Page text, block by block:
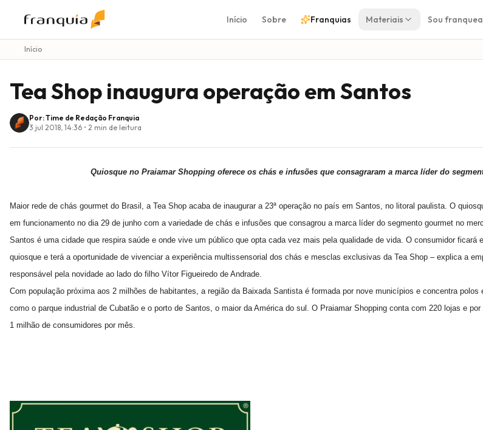
Início Sobre Franquias Materiais Sou
Início
Tea Shop inaugura operação em Santos
Por: Time de Redação Franquia
3 jul 2018, 14:36 • 2 min de leitura
Quiosque no Praiamar Shopping oferece os chás e infusões que consagraram a marca líder do
Maior rede de chás gourmet do Brasil, a Tea Shop acaba de inaugurar a 23ª operação no país em Santos, no litoral paulista. O
em funcionamento no dia 29 de junho com a variedade de chás e infusões que consagrou a marca líder do segmento gourmet no
Santos é uma cidade que respira saúde e onde vive um público que opta cada vez mais pela qualidade de vida. O consumidor ficará
quiosque e terá a oportunidade de vivenciar a experiência multissensorial dos chás e mesclas exclusivas da Tea Shop – explica a
responsável pela novidade ao lado do filho Vítor Figueiredo de Andrade.
Com população próxima aos 2 milhões de habitantes, a região da Baixada Santista é formada por nove municípios e concentra
como o parque industrial de Cubatão e o porto de Santos, o maior da América do sul. O Praiamar Shopping conta com 220 lojas e
1 milhão de consumidores por mês.